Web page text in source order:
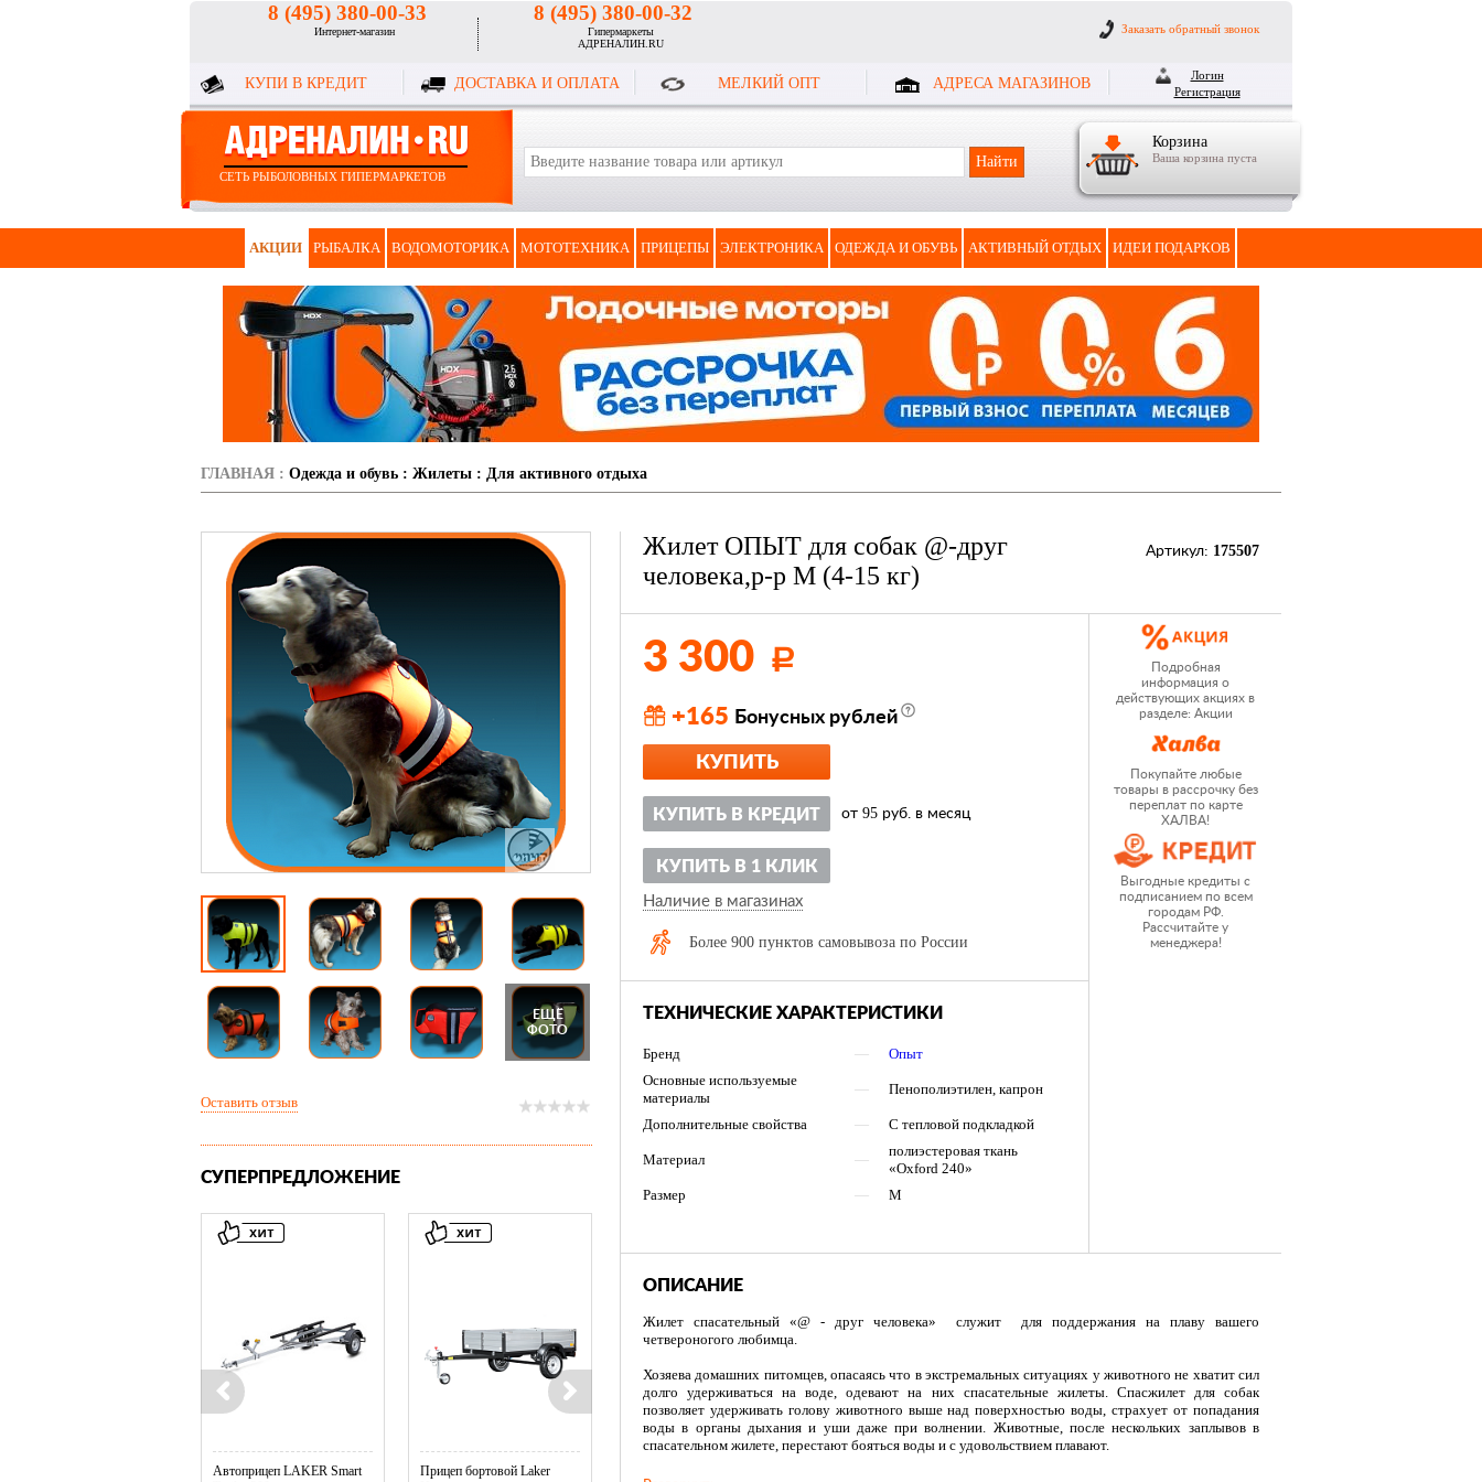
8 (495) 380-00-33
Интернет-магазин
8 (495) 380-00-32
Гипермаркеты
АДРЕНАЛИН.RU
Заказать обратный звонок
КУПИ В КРЕДИТ ДОСТАВКА И ОПЛАТА МЕЛКИЙ ОПТ АДРЕСА МАГАЗИНОВ
Логин
Регистрация
Корзина
Ваша корзина пуста
СЕТЬ РЫБОЛОВНЫХ ГИПЕРМАРКЕТОВ
АКЦИИ РЫБАЛКА ВОДОМОТОРИКА МОТОТЕХНИКА ПРИЦЕПЫ ЭЛЕКТРОНИКА ОДЕЖДА И ОБУВЬ АКТИВНЫЙ ОТДЫХ ИДЕИ ПОДАРКОВ
ГЛАВНАЯ : Одежда и обувь : Жилеты : Для активного отдыха
Жилет ОПЫТ для собак @-друг
человека,р-р М (4-15 кг)
Артикул: 175507
3 300 Р
+165 Бонусных рублей
КУПИТЬ
КУПИТЬ В КРЕДИТ от 95 руб. в месяц
КУПИТЬ В 1 КЛИК
Наличие в магазинах
Более 900 пунктов самовывоза по России
ТЕХНИЧЕСКИЕ ХАРАКТЕРИСТИКИ
Бренд —
Опыт
Основные используемые
материалы
— Пенополиэтилен, капрон
Дополнительные свойства — С тепловой подкладкой
Материал —
полиэстеровая ткань
«Oxford 240»
Размер
— M
Подробная
информация о
действующих акциях в
разделе: Акции
Покупайте любые
товары в рассрочку без
переплат по карте
ХАЛВА!
Выгодные кредиты с
подписанием по всем
городам РФ.
Рассчитайте у
менеджера!
ОПИСАНИЕ
Жилет спасательный «@ - друг человека» служит для поддержания на плаву вашего
четвероногого любимца.
Хозяева домашних питомцев, опасаясь что в экстремальных ситуациях у животного не хватит сил
долго удерживаться на воде, одевают на них спасательные жилеты. Спасжилет для собак
позволяет удерживать голову животного выше над поверхностью воды, страхует от попадания
воды в органы дыхания и уши даже при волнении. Животные, после нескольких заплывов в
спасательном жилете, перестают бояться воды и с удовольствием плавают.
ЕЩЁ
ФОТО
Оставить отзыв
СУПЕРПРЕДЛОЖЕНИЕ
Автоприцеп LAKER Smart
Прицеп бортовой Laker